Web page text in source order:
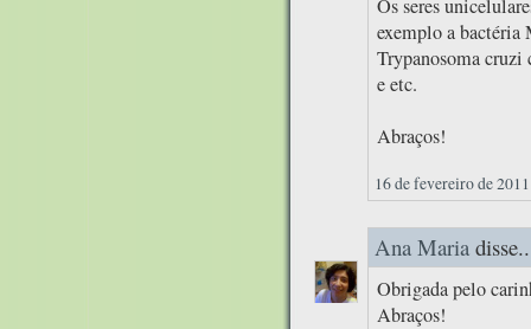
Os seres
exemplo a bactéria
Trypanosoma cruzi
e etc.
Abraços!
16 de fevereiro de
Ana Maria
Obrigada pelo
Abraços!